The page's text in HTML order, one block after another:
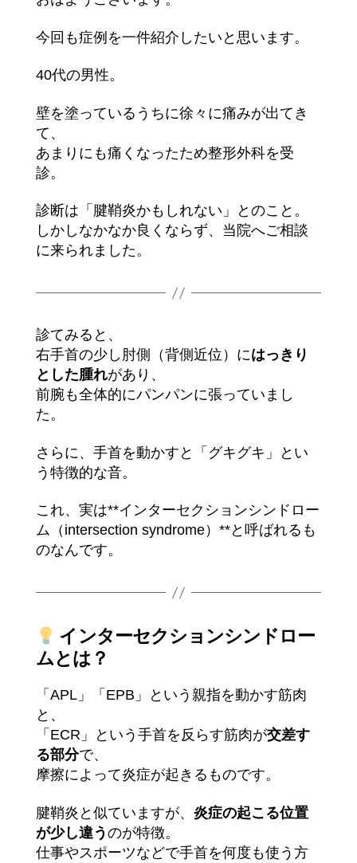
今回も症例を一件紹介したいと思います。
40代の男性。
壁を塗っているうちに徐々に痛みが出てき
て、
あまりにも痛くなったため整形外科を受
診。
診断は「腱鞘炎かもしれない」とのこと。
しかしなかなか良くならず、当院へご相談
に来られました。
診てみると、
右手首の少し肘側（背側近位）にはっきり
とした腫れがあり、
前腕も全体的にパンパンに張っていまし
た。
さらに、手首を動かすと「グキグキ」とい
う特徴的な音。
これ、実は**インターセクションシンドロー
ム（intersection syndrome）**と呼ばれるも
のなんです。
インターセクションシンドロー
ムとは？
「APL」「EPB」という親指を動かす筋肉
と、
「ECR」という手首を反らす筋肉が交差す
る部分で、
摩擦によって炎症が起きるものです。
腱鞘炎と似ていますが、 炎症の起こる位置
が少し違う のが特徴。
仕事やスポーツなどで手首を何度も使う方